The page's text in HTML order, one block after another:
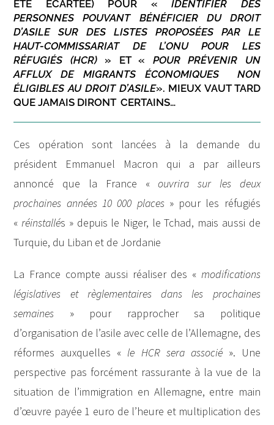
ÉTÉ ÉCARTÉE) POUR «IDENTIFIER DES
PERSONNES POUVANT BÉNÉFICIER DU DROIT
D’ASILE SUR DES LISTES PROPOSÉES PAR LE
HAUT-COMMISSARIAT DE L’ONU POUR LES
RÉFUGIÉS (HCR)» ET « POUR PRÉVENIR UN
AFFLUX DE MIGRANTS ÉCONOMIQUES NON
ÉLIGIBLES AU DROIT D’ASILE». MIEUX VAUT TARD
QUE JAMAIS DIRONT CERTAINS…
Ces opération sont lancées à la demande du
président Emmanuel Macron qui a par ailleurs
annoncé que la France «ouvrira sur les deux
prochaines années 10 000 places » pour les réfugiés
« réinstallés » depuis le Niger, le Tchad, mais aussi de
Turquie, du Liban et de Jordanie
La France compte aussi réaliser des « modifications
législatives et règlementaires dans les prochaines
semaines » pour rapprocher sa politique
d’organisation de l’asile avec celle de l’Allemagne, des
réformes auxquelles « le HCR sera associé». Une
perspective pas forcément rassurante à la vue de la
situation de l’immigration en Allemagne, entre main
d’œuvre payée 1 euro de l’heure et multiplication des